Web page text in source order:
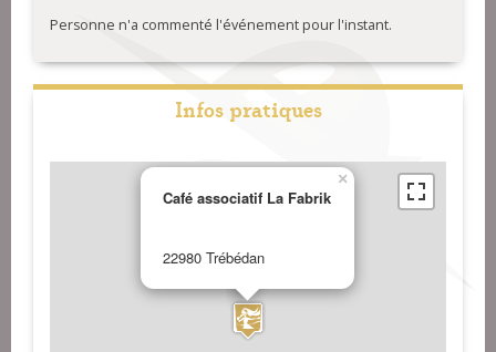
Personne n'a commenté l'événement pour l'instant.
Infos pratiques
Café associatif La Fabrik
22980 Trébédan
×